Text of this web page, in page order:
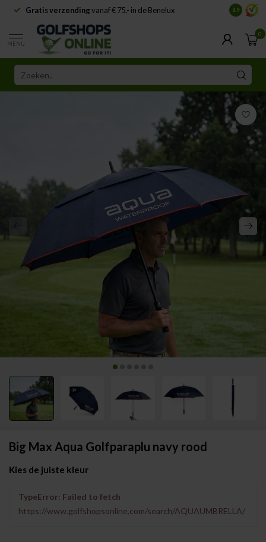
Gratis verzendingvanaf € 75,- in de Benelux 8.9
MENU
0
Big Max Aqua Golfparaplu navy rood
Kies de juiste kleur
TypeError: Failed to fetch
https://www.golfshopsonline.com/search/AQUAUMBRELLA/